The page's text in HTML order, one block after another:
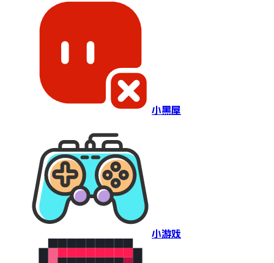
小黑屋
小游戏